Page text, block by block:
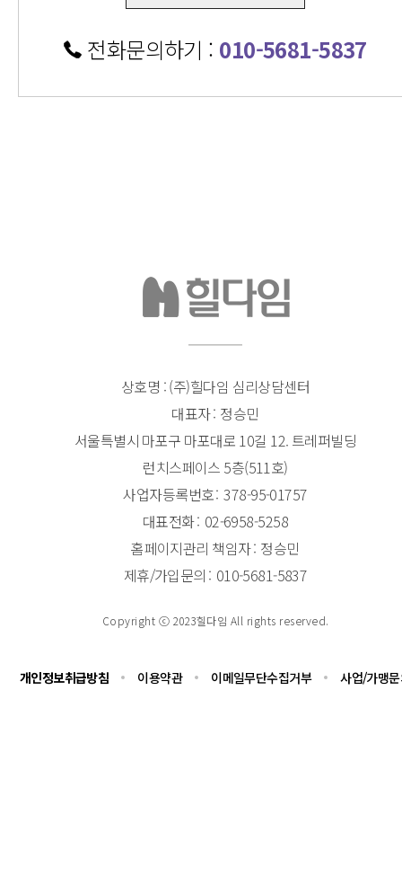
전화문의하기 : 010-5681-5837
상호명 : (주)힐다임 심리상담센터
대표자 정승민
서울특별시 마포구 마포대로 10길 12. 트레퍼빌딩
런치스페이스 5층(511호)
사업자등록번호 378-95-01757
대표전화 02-6958-5258
홈페이지관리 책임자 정승민
제휴/가입문의 010-5681-5837
Copyright ⓒ 2023힐다임 All rights reserved.
개인정보취급방침 이용약관 이메일무단수집거부 사업/가맹